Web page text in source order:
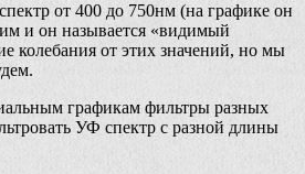
от 400 до 750нм (на графике он
и он называется «видимый
колебания от этих значений, но мы
графикам фильтры разных
УФ спектр с разной длины